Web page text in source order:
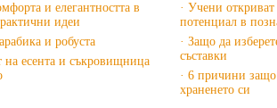
и елегантността в
идеи
и робуста
на есента и съкровищница
· Учени
потенциал в
· Защо да
съставки
· 6 причини
храненето си